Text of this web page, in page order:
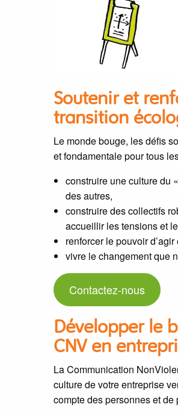
Soutenir et
transition
Le monde bouge, les défis
et fondamentale pour tous
construire une culture du
des autres,
construire des collectifs
accueillir les tensions et
renforcer le pouvoir
vivre le changement que
Contactez-nous
Développer le
CNV en
La Communication
culture de votre entreprise
compte des personnes et